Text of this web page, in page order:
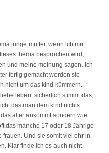
junge mütter, wenn ich mir
thema besprochen wird,
und meine meinung sagen. Ich
fertig gemacht werden sie
nicht um das kind kümmern.
leben. sicherlich stimmt das,
das man dem kind nichts
alter ankommt sondern wie
das manche 17 oder 18 Jährige
Und sie somit viel ehr in
Klar finde ich es auch nicht